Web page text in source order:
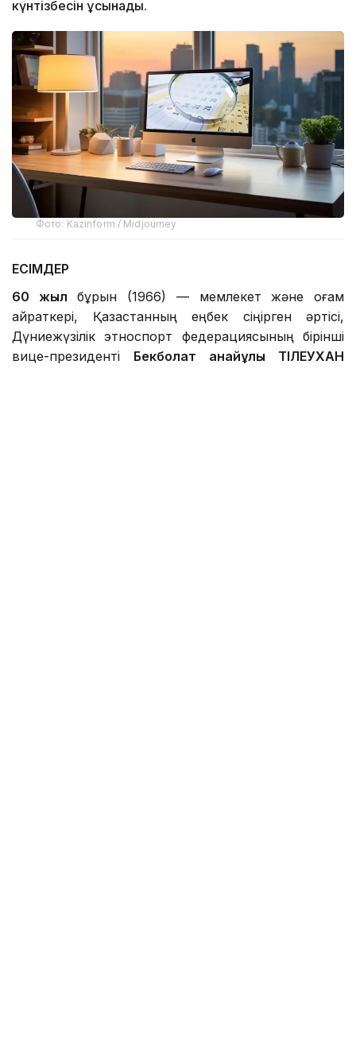
күнтізбесін ұсынады.
Фото: Kazinform / Midjourney
ЕСІМДЕР
60 жыл бұрын (1966) — мемлекет және қоғам
қайраткері, Қазақстанның еңбек сіңірген әртісі,
Дүниежүзілік этноспорт федерациясының бірінші
вице-президенті Бекболат Қанайұлы ТІЛЕУХАН